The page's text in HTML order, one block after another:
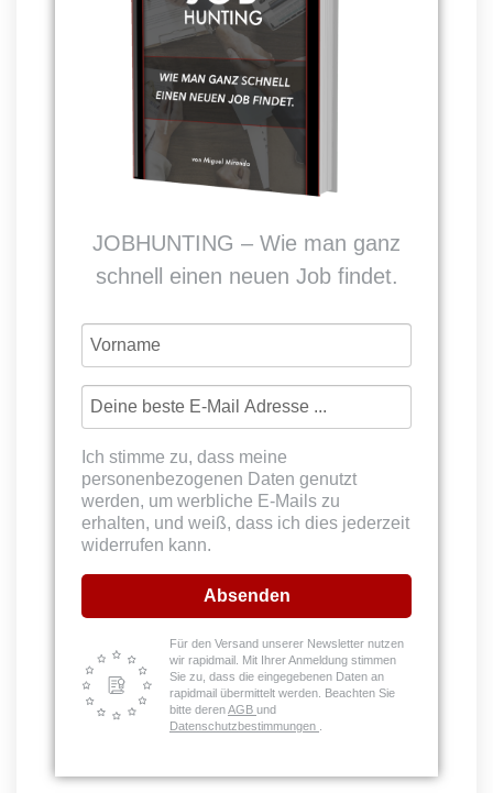
JOBHUNTING – Wie man ganz
schnell einen neuen Job findet.
Ich stimme zu, dass meine
personenbezogenen Daten genutzt
werden, um werbliche E-Mails zu
erhalten, und weiß, dass ich dies jederzeit
widerrufen kann.
Absenden
Für den Versand unserer Newsletter nutzen
wir rapidmail. Mit Ihrer Anmeldung stimmen
Sie zu, dass die eingegebenen Daten an
rapidmail übermittelt werden. Beachten Sie
bitte derenAGB und
Datenschutzbestimmungen